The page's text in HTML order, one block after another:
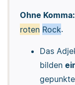
Ohne Komma:
roten Rock.
Das
bilden